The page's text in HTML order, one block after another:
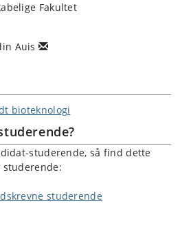
Fakultet
Auis
bioteknologi
studerende, så find dette
studerende:
studerende